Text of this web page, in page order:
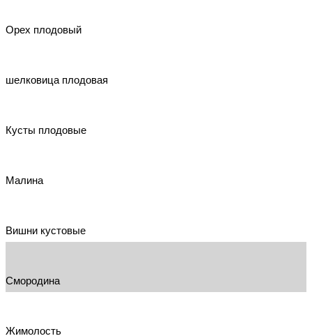
Орех плодовый
шелковица плодовая
Кусты плодовые
Малина
Вишни кустовые
Смородина
Жимолость